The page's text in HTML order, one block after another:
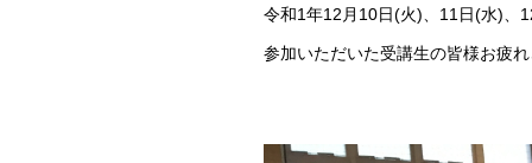
令和1年12月10日(火)、11日(水)、
参加いただいた受講生の皆様お疲